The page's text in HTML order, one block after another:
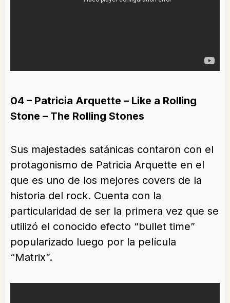
04 – Patricia Arquette – Like a Rolling
Stone – The Rolling Stones
Sus majestades satánicas contaron con el
protagonismo de Patricia Arquette en el
que es uno de los mejores covers de la
historia del rock. Cuenta con la
particularidad de ser la primera vez que se
utilizó el conocido efecto “bullet time”
popularizado luego por la película
“Matrix”.